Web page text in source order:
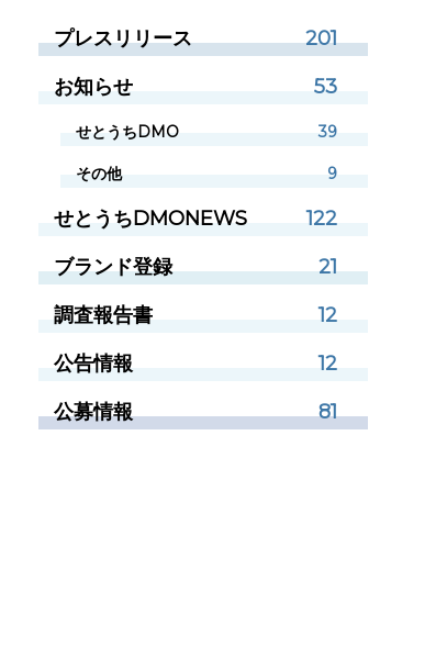
プレスリリース
201
お知らせ
53
せとうちDMO 39
その他 9
せとうちDMONEWS
122
ブランド登録
21
調査報告書
12
公告情報
12
公募情報
81